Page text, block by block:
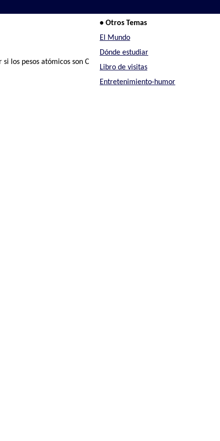
los pesos atómicos son C
• Otros Temas
El Mundo
Dónde estudiar
Libro de visitas
Entretenimiento-humor